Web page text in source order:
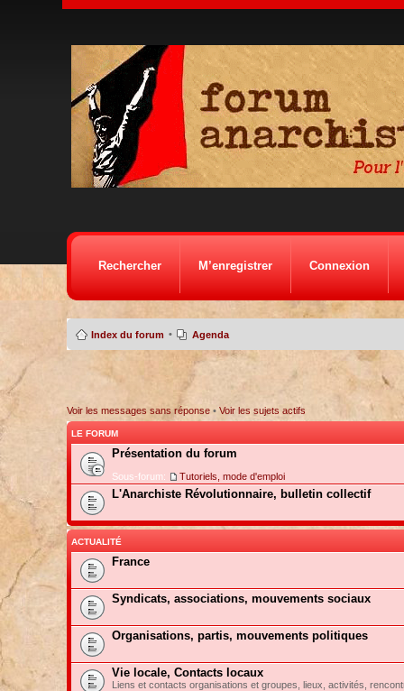
Rechercher M’enregistrer Connexion
Index du forum • Agenda
Voir les messages sans réponse• Voir les sujets actifs
LE FORUM
Présentation du forum
Sous-forum: Tutoriels, mode d'emploi
L'Anarchiste Révolutionnaire, bulletin collectif
ACTUALITÉ
France
Syndicats, associations, mouvements sociaux
Organisations, partis, mouvements politiques
Vie locale, Contacts locaux
Liens et contacts organisations et groupes, lieux, activités,